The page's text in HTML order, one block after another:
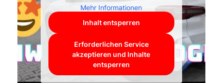
Mehr Informationen
Inhalt entsperren
Erforderlichen Service
akzeptieren und Inhalte
entsperren